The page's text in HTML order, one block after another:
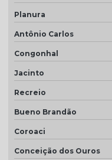
Planura
Antônio Carlos
Congonhal
Jacinto
Recreio
Bueno Brandão
Coroaci
Conceição dos Ouros